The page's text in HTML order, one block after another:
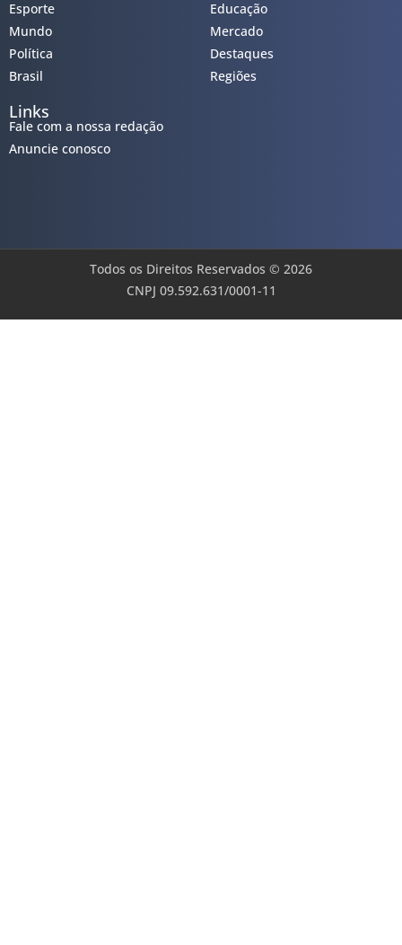
Esporte
Mundo
Política
Brasil
Educação
Mercado
Destaques
Regiões
Links
Fale com a nossa redação
Anuncie conosco
Todos os Direitos Reservados © 2026
CNPJ 09.592.631/0001-11